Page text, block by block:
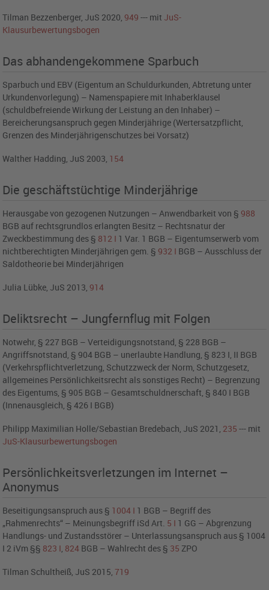
Tilman Bezzenberger, JuS 2020,949 --- mit JuS-
Klausurbewertungsbogen
Das abhandengekommene Sparbuch
Sparbuch und EBV (Eigentum an Schuldurkunden, Abtretung unter
Urkundenvorlegung) – Namenspapiere mit Inhaberklausel
(schuldbefreiende Wirkung der Leistung an den Inhaber) –
Bereicherungsanspruch gegen Minderjährige (Wertersatzpflicht,
Grenzen des Minderjährigenschutzes bei Vorsatz)
Walther Hadding, JuS 2003, 154
Die geschäftstüchtige Minderjährige
Herausgabe von gezogenen Nutzungen – Anwendbarkeit von §988
BGB auf rechtsgrundlos erlangten Besitz – Rechtsnatur der
Zweckbestimmung des § 812 I 1 Var. 1 BGB – Eigentumserwerb vom
nichtberechtigten Minderjährigen gem. §932 I BGB – Ausschluss der
Saldotheorie bei Minderjährigen
Julia Lübke, JuS 2013,914
Deliktsrecht – Jungfernflug mit Folgen
Notwehr, § 227 BGB – Verteidigungsnotstand, § 228 BGB –
Angriffsnotstand, § 904 BGB – unerlaubte Handlung, § 823 I, II BGB
(Verkehrspflichtverletzung, Schutzzweck der Norm, Schutzgesetz,
allgemeines Persönlichkeitsrecht als sonstiges Recht) – Begrenzung
des Eigentums, § 905 BGB – Gesamtschuldnerschaft, § 840 I BGB
(Innenausgleich, § 426 I BGB)
Philipp Maximilian Holle/Sebastian Bredebach, JuS 2021, 235 --- mit
JuS-Klausurbewertungsbogen
Persönlichkeitsverletzungen im Internet –
Anonymus
Beseitigungsanspruch aus § 1004 I 1 BGB – Begriff des
„Rahmenrechts“ – Meinungsbegriff iSd Art. 5 I 1 GG – Abgrenzung
Handlungs- und Zustandsstörer – Unterlassungsanspruch aus § 1004
I 2 iVm §§ 823 I, 824 BGB – Wahlrecht des § 35 ZPO
Tilman Schultheiß, JuS 2015,719